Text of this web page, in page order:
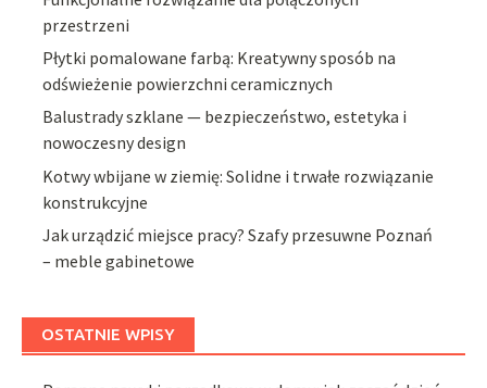
przestrzeni
Płytki pomalowane farbą: Kreatywny sposób na
odświeżenie powierzchni ceramicznych
Balustrady szklane — bezpieczeństwo, estetyka i
nowoczesny design
Kotwy wbijane w ziemię: Solidne i trwałe rozwiązanie
konstrukcyjne
Jak urządzić miejsce pracy? Szafy przesuwne Poznań
– meble gabinetowe
OSTATNIE WPISY